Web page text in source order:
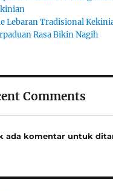
Lebaran Tradisional
Rasa Bikin Nagih
Comments
ada komentar untuk